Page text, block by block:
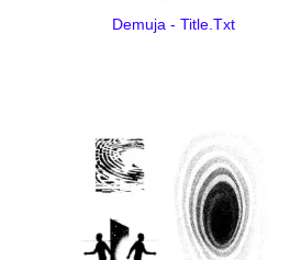
Demuja - Title.Txt